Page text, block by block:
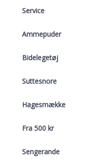
Service
Ammepuder
Bidelegetøj
Suttesnore
Hagesmække
Fra 500 kr
Sengerande